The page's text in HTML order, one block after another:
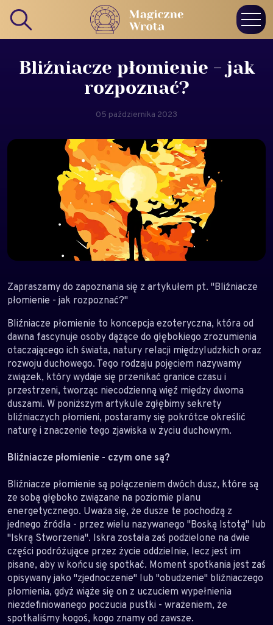
Bliźniacze płomienie - jak
rozpoznać?
05 października 2023
Zapraszamy do zapoznania się z artykułem pt. "Bliźniacze
płomienie - jak rozpoznać?"
Bliźniacze płomienie to koncepcja ezoteryczna, która od
dawna fascynuje osoby dążące do głębokiego zrozumienia
otaczającego ich świata, natury relacji międzyludzkich oraz
rozwoju duchowego. Tego rodzaju pojęciem nazywamy
związek, który wydaje się przenikać granice czasu i
przestrzeni, tworząc niecodzienną więź między dwoma
duszami. W poniższym artykule zgłębimy sekrety
bliźniaczych płomieni, postaramy się pokrótce określić
naturę i znaczenie tego zjawiska w życiu duchowym.
Bliźniacze płomienie - czym one są?
Bliźniacze płomienie są połączeniem dwóch dusz, które są
ze sobą głęboko związane na poziomie planu
energetycznego. Uważa się, że dusze te pochodzą z
jednego źródła - przez wielu nazywanego "Boską Istotą" lub
"Iskrą Stworzenia". Iskra została zaś podzielone na dwie
części podróżujące przez życie oddzielnie, lecz jest im
pisane, aby w końcu się spotkać. Moment spotkania jest zaś
opisywany jako "zjednoczenie" lub "obudzenie" bliźniaczego
płomienia, gdyż wiąże się on z uczuciem wypełnienia
niezdefiniowanego poczucia pustki - wrażeniem, że
spotkaliśmy kogoś, kogo znamy od zawsze.